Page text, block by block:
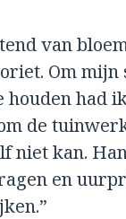
van
Om mijn
houden had
de
niet kan.
en